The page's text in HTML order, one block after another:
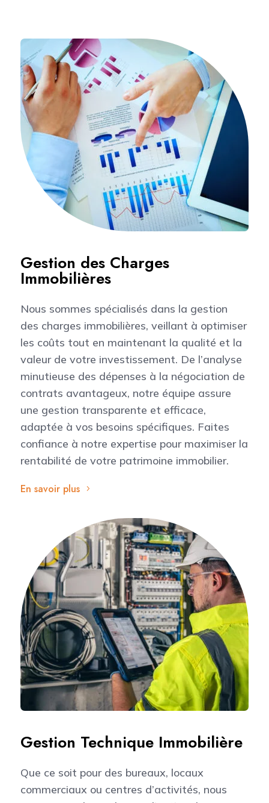
Gestion des Charges
Immobilières
Nous sommes spécialisés dans la gestion
des charges immobilières, veillant à optimiser
les coûts tout en maintenant la qualité et la
valeur de votre investissement. De l’analyse
minutieuse des dépenses à la négociation de
contrats avantageux, notre équipe assure
une gestion transparente et efficace,
adaptée à vos besoins spécifiques. Faites
confiance à notre expertise pour maximiser la
rentabilité de votre patrimoine immobilier.
En savoir plus
Gestion Technique Immobilière
Que ce soit pour des bureaux, locaux
commerciaux ou centres d’activités, nous